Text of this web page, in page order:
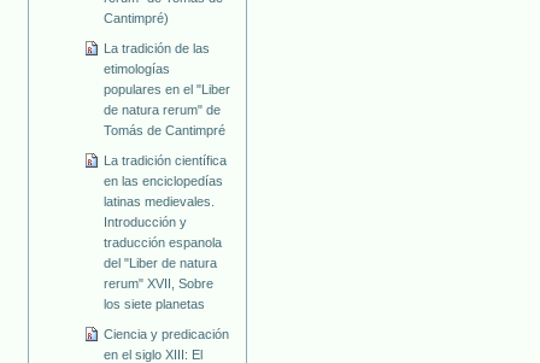
Cantimpré)
La tradición de las
etimologías
populares en el "Liber
de natura rerum" de
Tomás de Cantimpré
La tradición científica
en las enciclopedías
latinas medievales.
Introducción y
traducción espanola
del "Liber de natura
rerum" XVII, Sobre
los siete planetas
Ciencia y predicación
en el siglo XIII: El